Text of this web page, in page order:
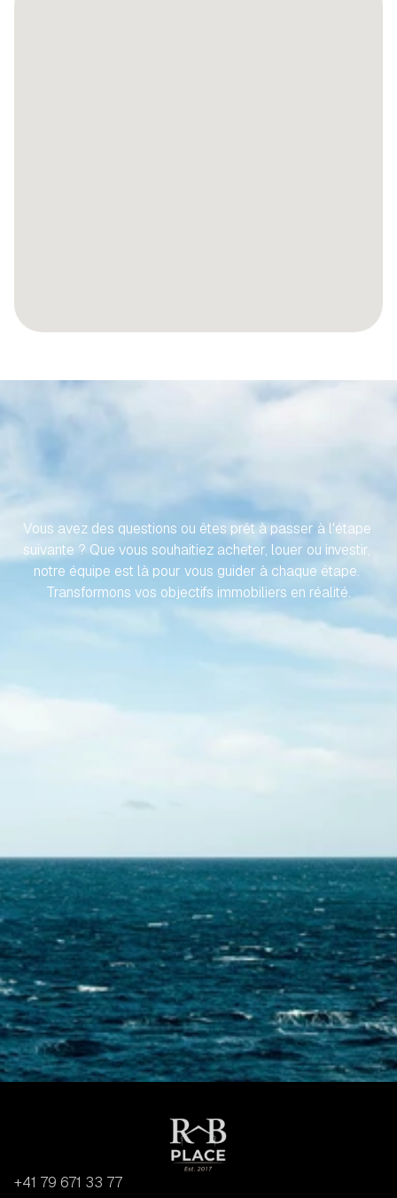
EFFORT
Vous avez des questions ou êtes prêt à passer à l'étape
suivante ? Que vous souhaitiez acheter, louer ou investir,
notre équipe est là pour vous guider à chaque étape.
Transformons vos objectifs immobiliers en réalité.
+41 79 671 33 77